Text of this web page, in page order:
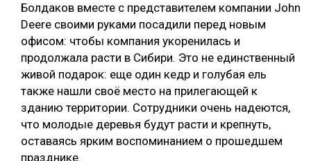
Болдаков вместе с представителем компании John
Deere своими руками посадили перед новым
офисом: чтобы компания укоренилась и
продолжала расти в Сибири. Это не единственный
живой подарок: еще один кедр и голубая ель
также нашли своё место на прилегающей к
зданию территории. Сотрудники очень надеются,
что молодые деревья будут расти и крепнуть,
оставаясь ярким воспоминанием о прошедшем
празднике.